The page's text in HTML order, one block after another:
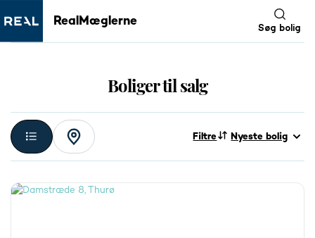
RealMæglerne
Søg bolig
Boliger til salg
Filtre Nyeste bolig